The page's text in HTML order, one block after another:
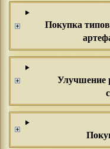
Покупка
Улучшение